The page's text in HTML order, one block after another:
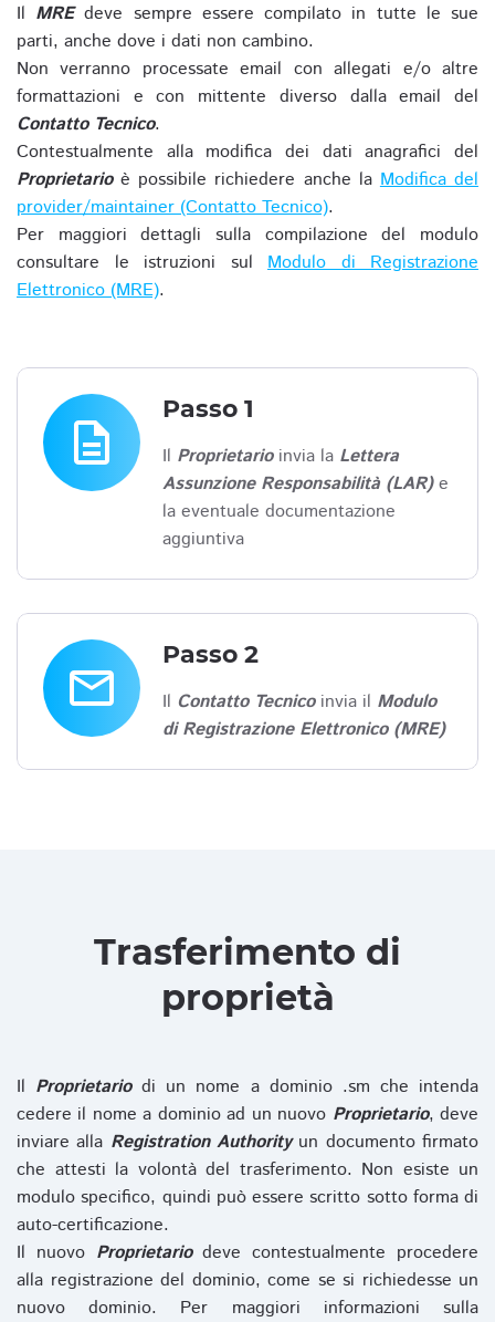
Il MREdeve sempre essere compilato in tutte le sue
parti, anche dove i dati non cambino.
Non verranno processate email con allegati e/o altre
formattazioni e con mittente diverso dalla email del
Contatto Tecnico.
Contestualmente alla modifica dei dati anagrafici del
Proprietarioè possibile richiedere anche laModifica del
provider/maintainer (Contatto Tecnico).
Per maggiori dettagli sulla compilazione del modulo
consultare le istruzioni sul Modulo di Registrazione
Elettronico (MRE).
description
Passo 1
Il Proprietarioinvia la Lettera
Assunzione Responsabilità (LAR)e
la eventuale documentazione
aggiuntiva
email
Passo 2
Il Contatto Tecnicoinvia il Modulo
di Registrazione Elettronico (MRE)
Trasferimento di
proprietà
Il Proprietariodi un nome a dominio .sm che intenda
cedere il nome a dominio ad un nuovo Proprietario, deve
inviare alla Registration Authorityun documento firmato
che attesti la volontà del trasferimento. Non esiste un
modulo specifico, quindi può essere scritto sotto forma di
auto-certificazione.
Il nuovo Proprietariodeve contestualmente procedere
alla registrazione del dominio, come se si richiedesse un
nuovo dominio. Per maggiori informazioni sulla